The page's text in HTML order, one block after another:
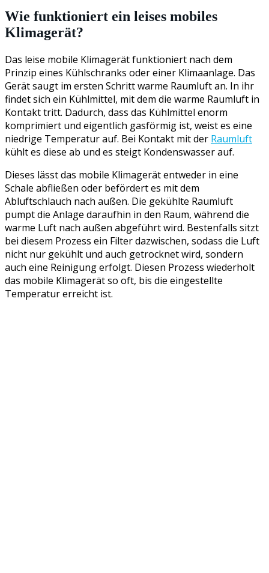
Wie funktioniert ein leises mobiles
Klimagerät?
Das leise mobile Klimagerät funktioniert nach dem
Prinzip eines Kühlschranks oder einer Klimaanlage. Das
Gerät saugt im ersten Schritt warme Raumluft an. In ihr
findet sich ein Kühlmittel, mit dem die warme Raumluft in
Kontakt tritt. Dadurch, dass das Kühlmittel enorm
komprimiert und eigentlich gasförmig ist, weist es eine
niedrige Temperatur auf. Bei Kontakt mit der Raumluft
kühlt es diese ab und es steigt Kondenswasser auf.
Dieses lässt das mobile Klimagerät entweder in eine
Schale abfließen oder befördert es mit dem
Abluftschlauch nach außen. Die gekühlte Raumluft
pumpt die Anlage daraufhin in den Raum, während die
warme Luft nach außen abgeführt wird. Bestenfalls sitzt
bei diesem Prozess ein Filter dazwischen, sodass die Luft
nicht nur gekühlt und auch getrocknet wird, sondern
auch eine Reinigung erfolgt. Diesen Prozess wiederholt
das mobile Klimagerät so oft, bis die eingestellte
Temperatur erreicht ist.